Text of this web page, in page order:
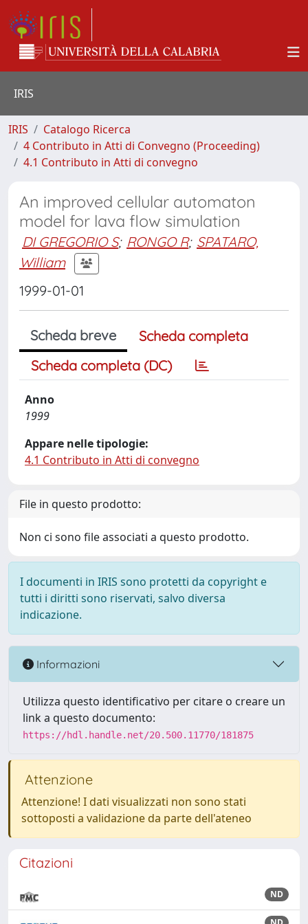
IRIS
IRIS
Catalogo Ricerca
4 Contributo in Atti di Convegno (Proceeding)
4.1 Contributo in Atti di convegno
An improved cellular automaton
model for lava flow simulation
DI GREGORIO S; RONGO R; SPATARO,
William
1999-01-01
Scheda breve
Scheda completa
Scheda completa (DC)
Anno
1999
Appare nelle tipologie:
4.1 Contributo in Atti di convegno
File in questo prodotto:
Non ci sono file associati a questo prodotto.
I documenti in IRIS sono protetti da copyright e
tutti i diritti sono riservati, salvo diversa
indicazione.
Informazioni
Utilizza questo identificativo per citare o creare un
link a questo documento:
https://hdl.handle.net/20.500.11770/181875
Attenzione
Attenzione! I dati visualizzati non sono stati
sottoposti a validazione da parte dell'ateneo
Citazioni
ND